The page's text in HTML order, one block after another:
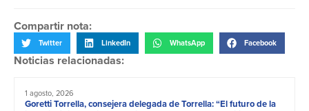
Compartir nota:
Twitter LinkedIn WhatsApp Facebook
Noticias relacionadas:
1 agosto, 2026
Goretti Torrella, consejera delegada de Torrella: “El futuro de la